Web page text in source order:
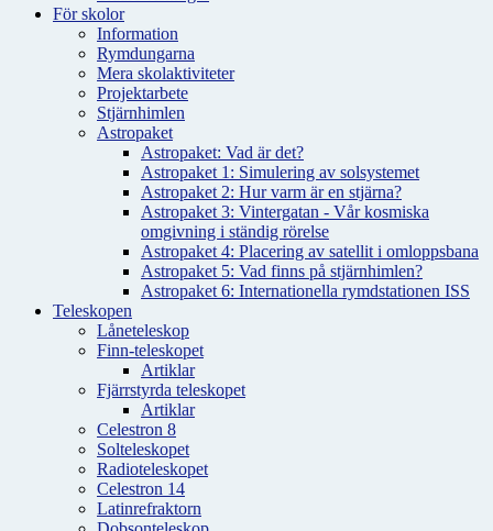
För skolor
Information
Rymdungarna
Mera skolaktiviteter
Projektarbete
Stjärnhimlen
Astropaket
Astropaket: Vad är det?
Astropaket 1: Simulering av solsystemet
Astropaket 2: Hur varm är en stjärna?
Astropaket 3: Vintergatan - Vår kosmiska
omgivning i ständig rörelse
Astropaket 4: Placering av satellit i omloppsbana
Astropaket 5: Vad finns på stjärnhimlen?
Astropaket 6: Internationella rymdstationen ISS
Teleskopen
Låneteleskop
Finn-teleskopet
Artiklar
Fjärrstyrda teleskopet
Artiklar
Celestron 8
Solteleskopet
Radioteleskopet
Celestron 14
Latinrefraktorn